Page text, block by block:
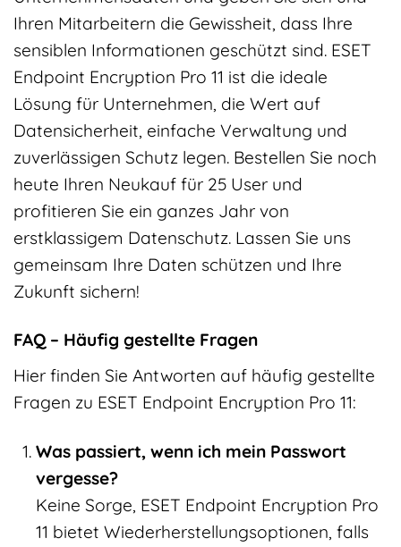
Ihren Mitarbeitern die Gewissheit, dass Ihre
sensiblen Informationen geschützt sind. ESET
Endpoint Encryption Pro 11 ist die ideale
Lösung für Unternehmen, die Wert auf
Datensicherheit, einfache Verwaltung und
zuverlässigen Schutz legen. Bestellen Sie noch
heute Ihren Neukauf für 25 User und
profitieren Sie ein ganzes Jahr von
erstklassigem Datenschutz. Lassen Sie uns
gemeinsam Ihre Daten schützen und Ihre
Zukunft sichern!
FAQ – Häufig gestellte Fragen
Hier finden Sie Antworten auf häufig gestellte
Fragen zu ESET Endpoint Encryption Pro 11:
Was passiert, wenn ich mein Passwort
vergesse?
Keine Sorge, ESET Endpoint Encryption Pro
11 bietet Wiederherstellungsoptionen, falls